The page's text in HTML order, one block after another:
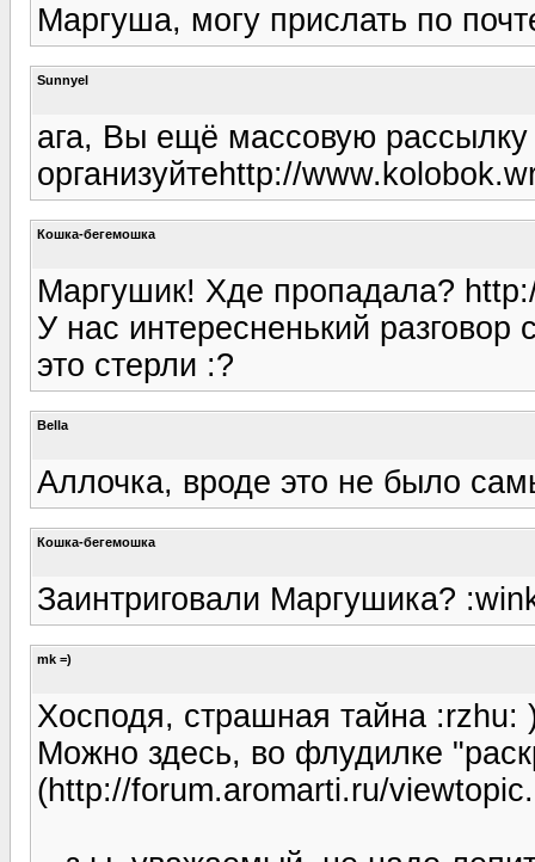
Маргуша, могу прислать по
Sunnyel
ага, Вы ещё массовую рассылку
организуйтеhttp://
Кошка-бегемошка
Маргушик! Хде пропадала?
У нас интересненький
это стерли :?
Bella
Аллочка, вроде это не было
Кошка-бегемошка
Заинтриговали Маргушика?
mk =)
Хосподя, страшная тайна :rzhu:
Можно здесь, во флудилке
(http://forum.aromarti.ru/